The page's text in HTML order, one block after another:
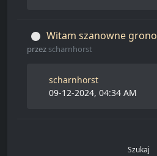
Witam szanowne grono
przez scharnhorst
scharnhorst
09-12-2024, 04:34 AM
Szukaj